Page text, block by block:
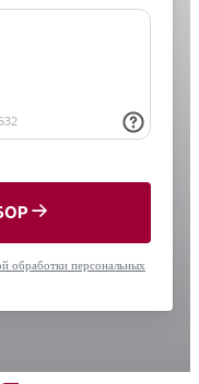
обработки персональных